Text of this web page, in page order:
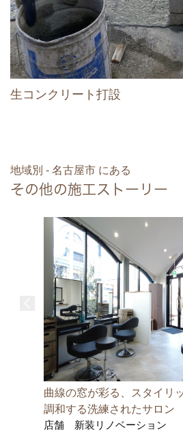
生コンクリート打設
地域別 - 名古屋市 にある
その他の施工ストーリー
曲線の窓が彩る、スタイリ
調和する洗練されたサロン
店舗 新装リノベーション